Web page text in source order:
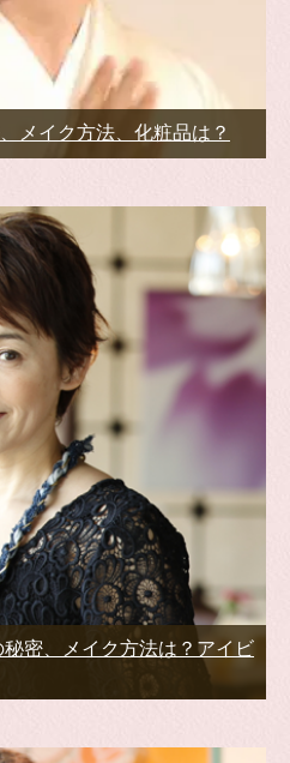
メイク方法、化粧品は？
密、メイク方法は？アイビ